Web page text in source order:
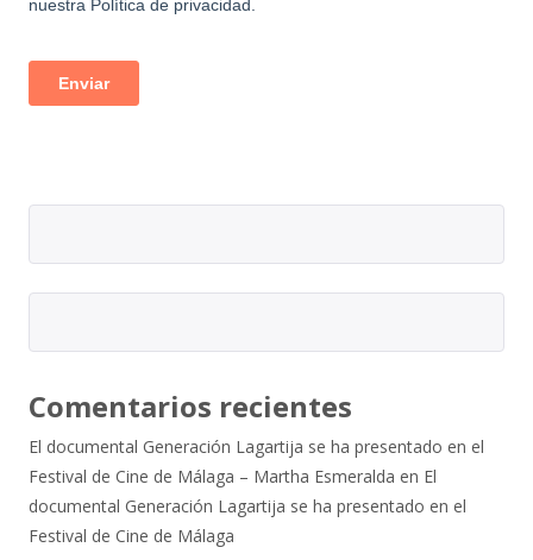
Comentarios recientes
El documental Generación Lagartija se ha presentado en el
Festival de Cine de Málaga – Martha Esmeralda en El
documental Generación Lagartija se ha presentado en el
Festival de Cine de Málaga